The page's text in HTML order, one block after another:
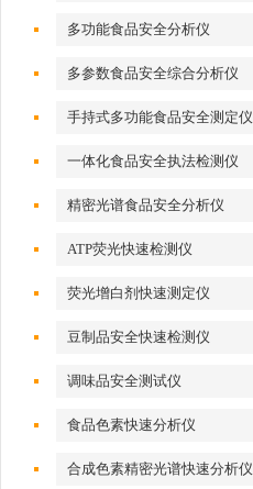
多功能食品安全分析仪
多参数食品安全综合分析仪
手持式多功能食品安全测定仪
一体化食品安全执法检测仪
精密光谱食品安全分析仪
ATP荧光快速检测仪
荧光增白剂快速测定仪
豆制品安全快速检测仪
调味品安全测试仪
食品色素快速分析仪
合成色素精密光谱快速分析仪